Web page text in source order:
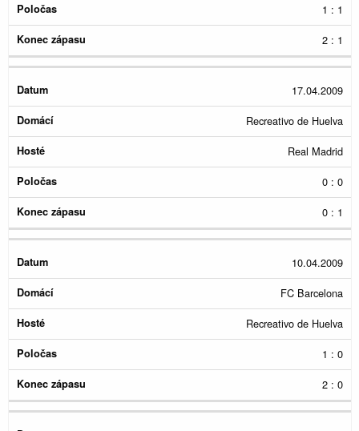
1 : 1
2 : 1
17.04.2009
Recreativo de Huelva
Real Madrid
0 : 0
0 : 1
10.04.2009
FC Barcelona
Recreativo de Huelva
1 : 0
2 : 0